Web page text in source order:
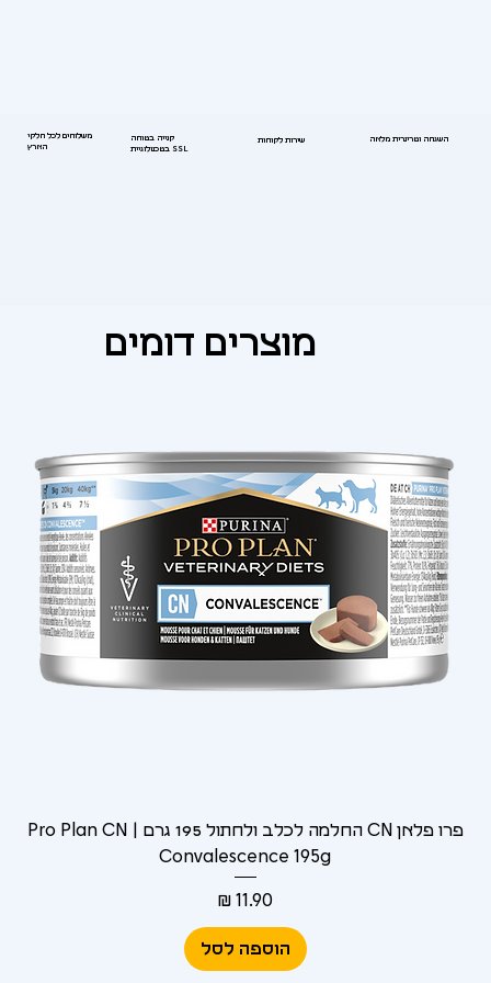
משלוחים לכל חלקי
הארץ
קנייה בטוחה
בטכנולוגיית SSL
שירות לקוחות השגחה וטרינרית מלאה
מוצרים דומים
פרו פלאן CN החלמה לכלב ולחתול 195 גרם | Pro Plan CN
Convalescence 195g
מחיר‏11.90 ‏₪
הוספה לסל